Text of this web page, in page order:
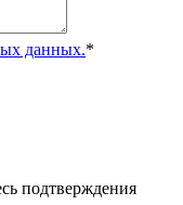
данных.*
подтверждения